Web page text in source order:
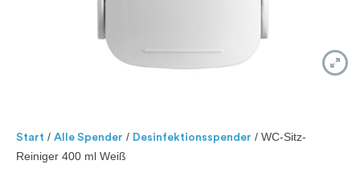
Start / Alle Spender / Desinfektionsspender / WC-Sitz-
Reiniger 400 ml Weiß